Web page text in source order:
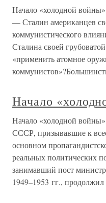
Начало «холодной
— Сталин американцев
коммунистического
Сталина своей
«применить атомное
Начало
Начало «холодной
СССР, призывавшие к
основном
реальных политических
занимавший пост
1949–1953 гг., продолжил